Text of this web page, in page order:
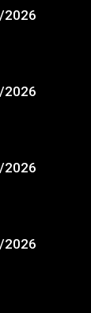
2026
2026
2026
2026